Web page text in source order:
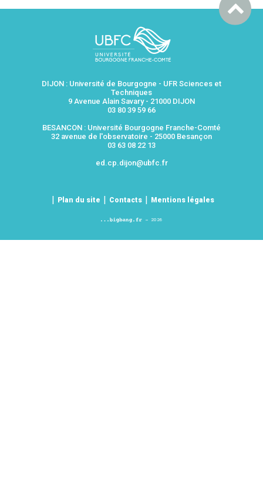
DIJON : Université de Bourgogne - UFR Sciences et
Techniques
9 Avenue Alain Savary - 21000 DIJON
03 80 39 59 66
BESANCON : Université Bourgogne Franche-Comté
32 avenue de l'observatoire - 25000 Besançon
03 63 08 22 13
ed.cp.dijon@ubfc.fr
Plan du site Contacts Mentions légales
2026